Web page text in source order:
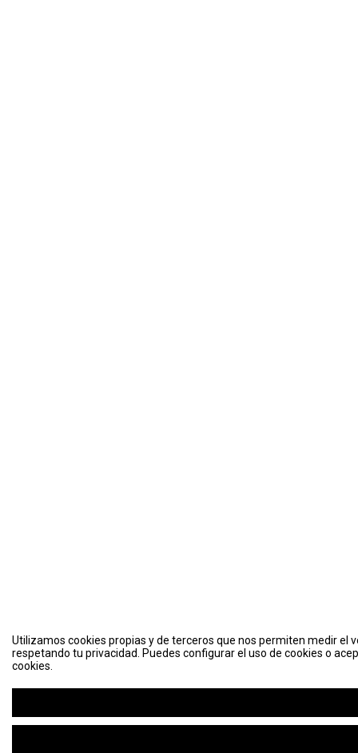
Utilizamos cookies propias y de terceros que nos permiten medir el
respetando tu privacidad. Puedes configurar el uso de cookies o
cookies.